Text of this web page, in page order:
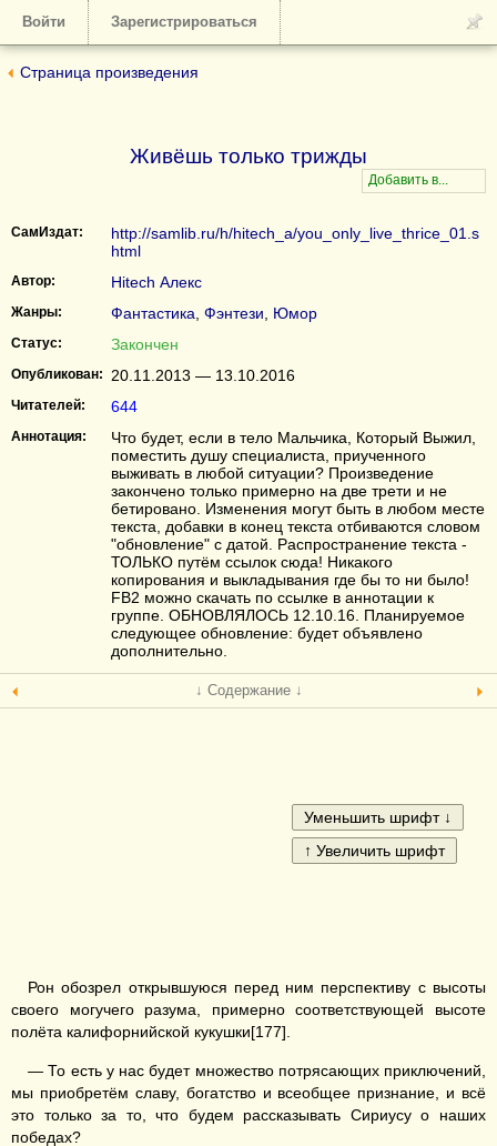
Войти Зарегистрироваться
Страница произведения
Живёшь только трижды
СамИздат:
http://samlib.ru/h/hitech_a/you_only_live_thrice_01.s
html
Автор: Hitech Алекс
Жанры: Фантастика Фэнтези Юмор
Статус: Закончен
Опубликован: 20.11.2013 — 13.10.2016
Читателей: 644
Аннотация:
Что будет, если в тело Мальчика, Который Выжил,
поместить душу специалиста, приученного
выживать в любой ситуации? Произведение
закончено только примерно на две трети и не
бетировано. Изменения могут быть в любом месте
текста, добавки в конец текста отбиваются словом
"обновление" с датой. Распространение текста -
ТОЛЬКО путём ссылок сюда! Никакого
копирования и выкладывания где бы то ни было!
FB2 можно скачать по ссылке в аннотации к
группе. ОБНОВЛЯЛОСЬ 12.10.16. Планируемое
следующее обновление: будет объявлено
дополнительно.
↓ Содержание ↓
Рон обозрел открывшуюся перед ним перспективу с высоты
своего могучего разума, примерно соответствующей высоте
полёта калифорнийской кукушки[177].
— То есть у нас будет множество потрясающих приключений,
мы приобретём славу, богатство и всеобщее признание, и всё
это только за то, что будем рассказывать Сириусу о наших
победах?